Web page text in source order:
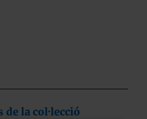
de la col·lecció